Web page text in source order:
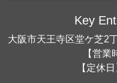
Key
大阪市天王寺区堂ケ芝2
【営
【定休